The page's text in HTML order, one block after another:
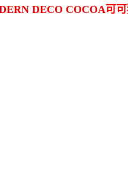
DECO COCOA可